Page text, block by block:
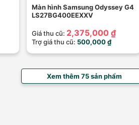
Màn hình Samsung Odyssey G4
LS27BG400EEXXV
Giá thu cũ: 2,375,000 ₫
Trợ giá thu cũ: 500,000 ₫
Xem thêm 75 sản phẩm